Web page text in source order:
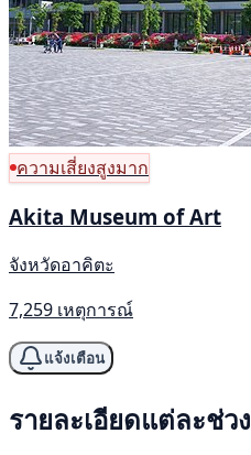
ความเสี่ยงสูงมาก
Akita Museum of Art
จังหวัดอาคิตะ
7,259 เหตุการณ์
แจ้งเตือน
รายละเอียดแต่ละช่วง